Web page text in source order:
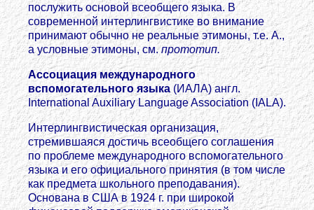
послужить основой всеобщего языка. В
современной интерлингвистике во внимание
принимают обычно не реальные этимоны, т.е. А.,
а условные этимоны, см.прототип.
Ассоциация международного
вспомогательного языка (ИАЛА) англ.
International Auxiliary Language Association (IALA).
Интерлингвистическая организация,
стремившаяся достичь всеобщего соглашения
по проблеме международного вспомогательного
языка и его официального принятия (в том числе
как предмета школьного преподавания).
Основана в США в 1924 г. при широкой